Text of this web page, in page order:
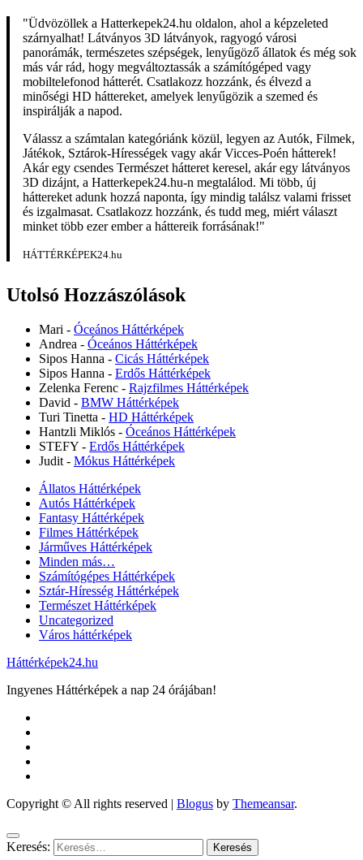
"Üdvözöllek a Hatterkepek24.hu oldalon, ahol a képzeleted
szárnyalhat! Látványos 3D látványok, ragyogó városi
panorámák, természetes szépségek, lenyűgöző állatok és még sok
más vár rád, hogy megváltoztassák a számítógéped vagy
mobiltelefonod hátterét. Csatlakozz hozzánk, és élvezd a
minőségi HD háttereket, amelyek lenyűgözik a szemed és
inspirálják a napod.
Válassz a számtalan kategóriánk közül, legyen az Autók, Filmek,
Játékok, Sztárok-Hírességek vagy akár Vicces-Poén hátterek!
Akár egy csendes Természet hátteret keresel, akár egy látványos
3D dizájnt, a Hatterkepek24.hu-n megtalálod. Mi több, új
háttereket adunk hozzá naponta, így mindig találsz valami frisset
és izgalmasat. Csatlakozz hozzánk, és tudd meg, miért választ
minket több ezer ember a háttereik forrásának!"
HÁTTÉRKÉPEK24.hu
Utolsó Hozzászólások
Mari - Óceános Háttérképek
Andrea - Óceános Háttérképek
Sipos Hanna - Cicás Háttérképek
Sipos Hanna - Erdős Háttérképek
Zelenka Ferenc - Rajzfilmes Háttérképek
David - BMW Háttérképek
Turi Tinetta - HD Háttérképek
Hantzli Miklós - Óceános Háttérképek
STEFY - Erdős Háttérképek
Judit - Mókus Háttérképek
Állatos Háttérképek
Autós Háttérképek
Fantasy Háttérképek
Filmes Háttérképek
Járműves Háttérképek
Minden más…
Számítógépes Háttérképek
Sztár-Híresség Háttérképek
Természet Háttérképek
Uncategorized
Város háttérképek
Háttérképek24.hu
Ingyenes Háttérképek a nap 24 órájában!
Copyright © All rights reserved | Blogus by Themeansar.
Keresés: